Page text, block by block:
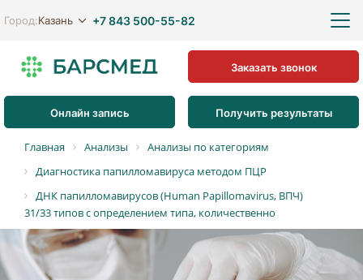
Город:Казань +7 843 500-55-82
Онлайн запись Получить результаты
Заказать звонок
Главная Анализы
Анализы по категориям
Диагностика папилломавируса методом ПЦР
ДНК папилломавирусов (Human Papillomavirus, ВПЧ)
31/33 типов с определением типа, количественно